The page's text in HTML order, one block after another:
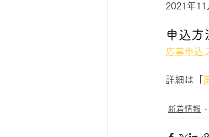
2021年
申込方
応募申込
詳細は「
新着情報